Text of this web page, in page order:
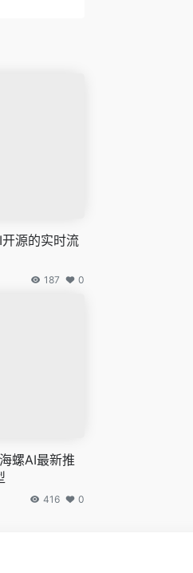
源的实时流
187 0
螺AI最新推
416 0